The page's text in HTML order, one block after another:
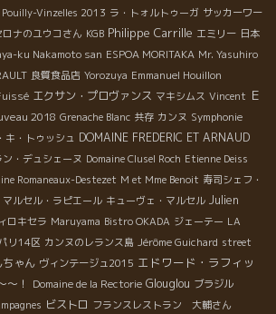
Pouilly-Vinzelles 2013 ラ・トォルトゥーガ サッカーワー
ナのユウコさん KGB Philippe Carrille エミリー 日本
ku Nakamoto san ESPOA MORITAKA Mr. Yasuhiro
良質食品店 Yorozuya Emmanuel Houillon
エクサン・プロヴァンス マキシムス Vincent Ｅ
2018 Grenache Blanc 共存 カンヌ Symphonie
キ・トゥッシュ DOMAINE FREDERIC ET ARNAUD
・デュシェーヌ Domaine Clusel Roch Etienne Deiss
Romaneaux-Destezet M et Mme Benoit 寿司シェフ・
ルセル・ラピエール キューヴェ・マルセル Julien
ロキセラ Maruyama Bistro OKADA ジェーテー LA
リ14区 カンヌのレランス島 Jérôme Guichard street
ちゃん ヴィンテージュ2015 エドワード・ラフィッ
～！ Domaine de la Rectorie Glouglou ブラジル
ビストロ フランスレストラン 大輔さん